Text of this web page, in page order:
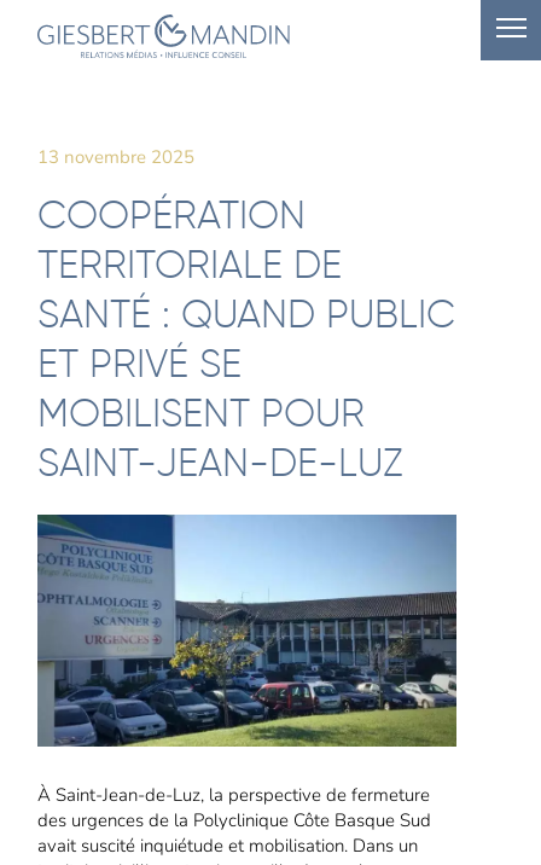
13 novembre 2025
COOPÉRATION
TERRITORIALE DE
SANTÉ : QUAND PUBLIC
ET PRIVÉ SE
MOBILISENT POUR
SAINT-JEAN-DE-LUZ
À Saint-Jean-de-Luz, la perspective de fermeture
des urgences de la Polyclinique Côte Basque Sud
avait suscité inquiétude et mobilisation. Dans un